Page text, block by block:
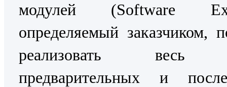
модулей (Software
определяемый заказчиком,
реализовать весь
предварительных и